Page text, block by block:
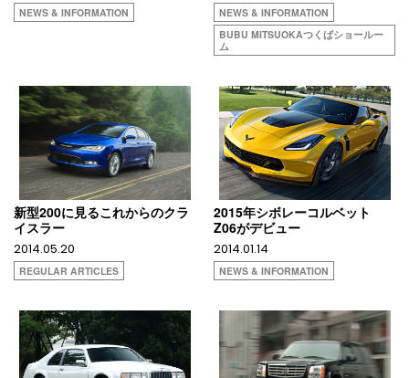
NEWS & INFORMATION
NEWS & INFORMATION
BUBU MITSUOKAつくばショールー
ム
新型200に見るこれからのクラ
イスラー
2014.05.20
REGULAR ARTICLES
2015年シボレーコルベット
Z06がデビュー
2014.01.14
NEWS & INFORMATION